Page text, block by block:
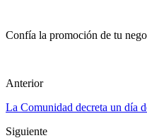
Confía la promoción de tu
Anterior
La Comunidad decreta un día
Siguiente